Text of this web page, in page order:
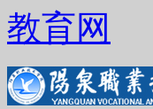
教育网